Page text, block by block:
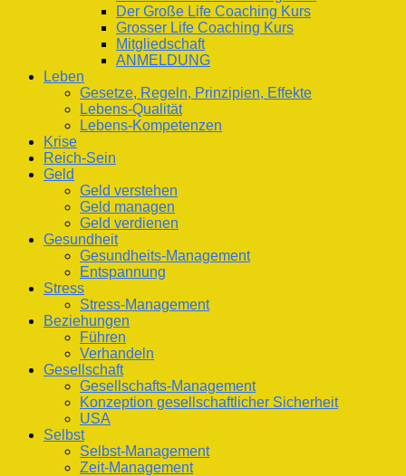
Der Große Life Coaching Kurs
Grosser Life Coaching Kurs
Mitgliedschaft
ANMELDUNG
Leben
Gesetze, Regeln, Prinzipien, Effekte
Lebens-Qualität
Lebens-Kompetenzen
Krise
Reich-Sein
Geld
Geld verstehen
Geld managen
Geld verdienen
Gesundheit
Gesundheits-Management
Entspannung
Stress
Stress-Management
Beziehungen
Führen
Verhandeln
Gesellschaft
Gesellschafts-Management
Konzeption gesellschaftlicher Sicherheit
USA
Selbst
Selbst-Management
Zeit-Management